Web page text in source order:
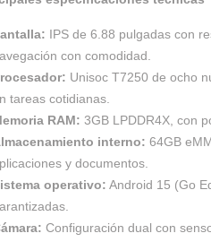
IPS de 6.88 pulgadas con
con comodidad.
Unisoc T7250 de ocho
tareas cotidianas.
RAM: 3GB LPDDR4X, con
interno: 64GB
y documentos.
operativo: Android 15 (Go
Configuración dual con